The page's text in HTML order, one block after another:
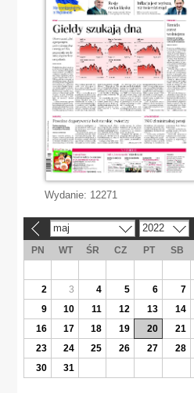
Wydanie: 12271
maj 2022
PN WT ŚR CZ PT SB
2
3 4 5 6 7
9
10 11 12 13 14
16
17 18 19 20 21
23
24 25 26 27 28
30
31